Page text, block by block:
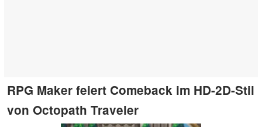
RPG Maker feiert Comeback im HD-2D-Stil
von Octopath Traveler